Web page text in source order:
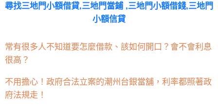
尋找三地門小額借貸,三地門當鋪 ,三地門小額借錢,三地門
小額信貸
常有很多人不知道要怎麼借款、該如何開口？會不會利息
很高？
不用擔心！政府合法立案的潮州台銀當舖，利率都照著政
府法規走！